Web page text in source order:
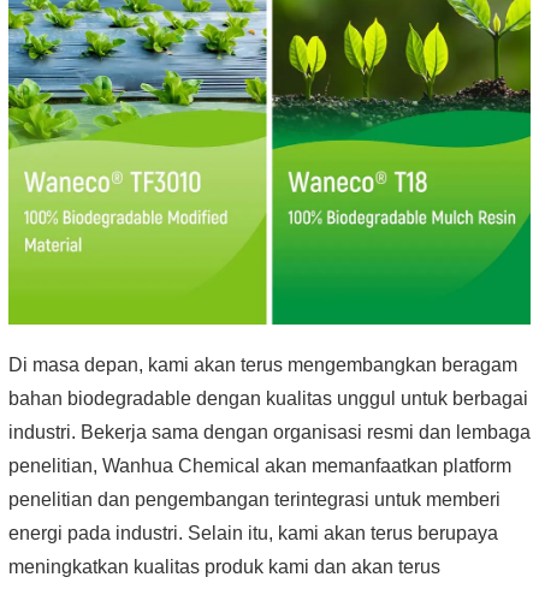
Di masa depan, kami akan terus mengembangkan beragam
bahan biodegradable dengan kualitas unggul untuk berbagai
industri. Bekerja sama dengan organisasi resmi dan lembaga
penelitian, Wanhua Chemical akan memanfaatkan platform
penelitian dan pengembangan terintegrasi untuk memberi
energi pada industri. Selain itu, kami akan terus berupaya
meningkatkan kualitas produk kami dan akan terus